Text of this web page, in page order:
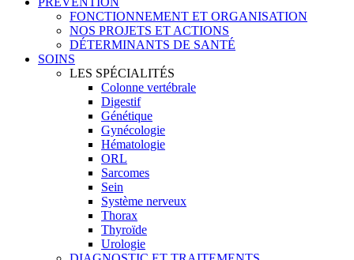
FONCTIONNEMENT ET ORGANISATION
NOS PROJETS ET ACTIONS
DÉTERMINANTS DE SANTÉ
SOINS
LES SPÉCIALITÉS
Colonne vertébrale
Digestif
Génétique
Gynécologie
Hématologie
ORL
Sarcomes
Sein
Système nerveux
Thorax
Thyroïde
Urologie